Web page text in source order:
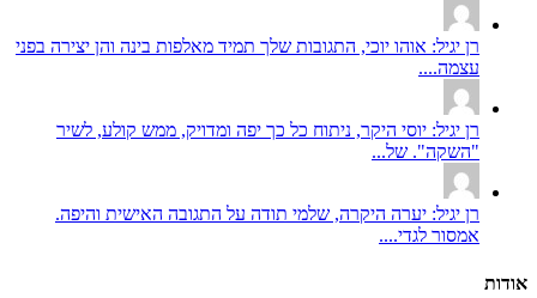
רן יגיל: אוהו יוכי, התגובות שלך תמיד מאלפות בינה והן יצירה בפני
עצמה....
רן יגיל: יוסי היקר, ניתוח כל כך יפה ומדויק, ממש קולע, לשיר
"השקה". של...
רן יגיל: יערה היקרה, שלמי תודה על התגובה האישית והיפה.
אמסור לגדי....
אודות